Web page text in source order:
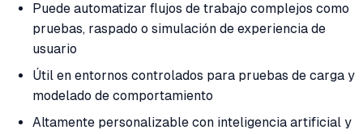
Puede automatizar flujos de trabajo complejos como
pruebas, raspado o simulación de experiencia de
usuario
Útil en entornos controlados para pruebas de carga y
modelado de comportamiento
Altamente personalizable con inteligencia artificial y